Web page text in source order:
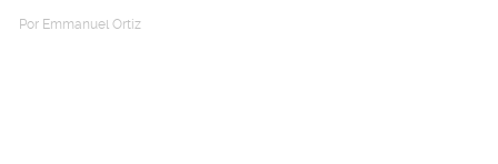
Por Emmanuel Ortiz